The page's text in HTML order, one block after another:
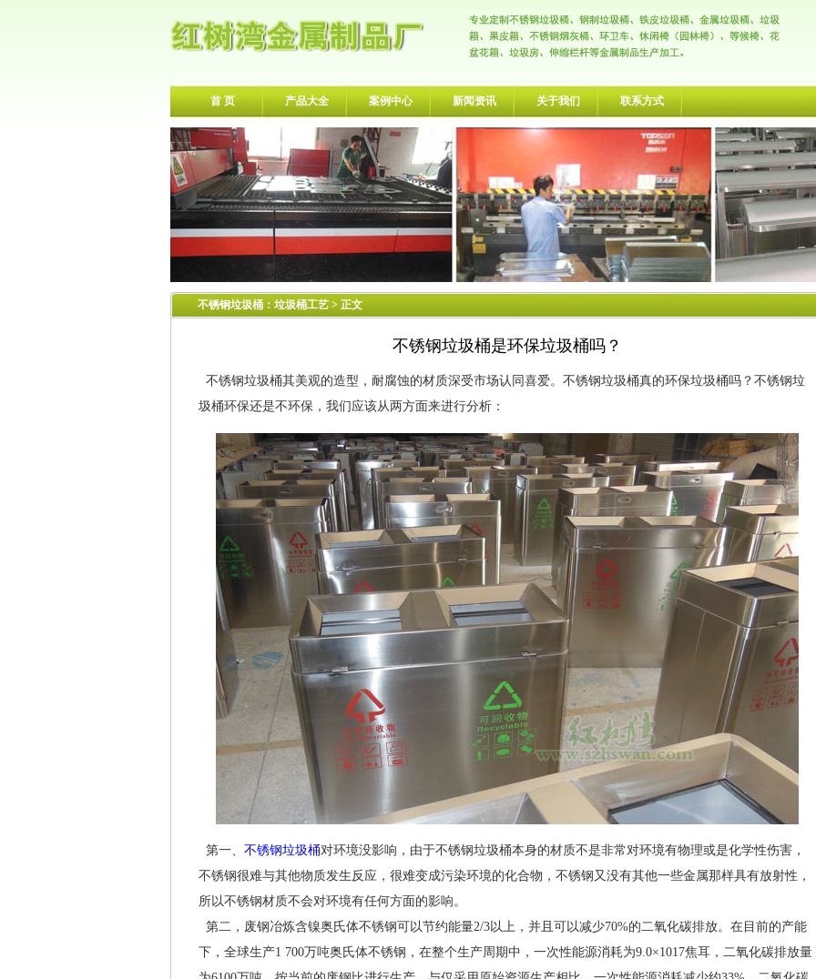
首 页 产品大全 案例中心 新闻资讯 关于我们 联系方式
不锈钢垃圾桶 ： 垃圾桶工艺 > 正文
不锈钢垃圾桶是环保垃圾桶吗？
不锈钢垃圾桶其美观的造型，耐腐蚀的材质深受市场认同喜爱。不锈钢垃圾桶真的环保垃圾桶吗？不锈钢垃
圾桶环保还是不环保，我们应该从两方面来进行分析：
第一、 不锈钢垃圾桶对环境没影响，由于不锈钢垃圾桶本身的材质不是非常对环境有物理或是化学性伤害，
不锈钢很难与其他物质发生反应，很难变成污染环境的化合物，不锈钢又没有其他一些金属那样具有放射性，
所以不锈钢材质不会对环境有任何方面的影响。
第二，废钢冶炼含镍奥氏体不锈钢可以节约能量2/3以上，并且可以减少70%的二氧化碳排放。在目前的产能
下，全球生产1 700万吨奥氏体不锈钢，在整个生产周期中，一次性能源消耗为9.0×1017焦耳，二氧化碳排放量